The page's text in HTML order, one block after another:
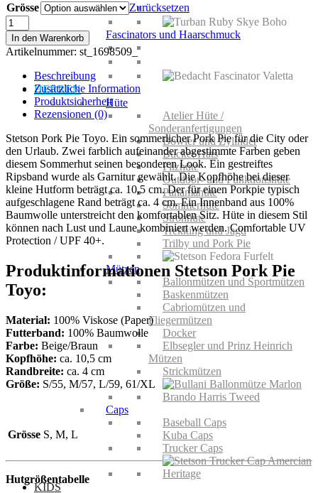
Fascinators und Haarschmuck
HERREN
Hüte
Atelier Hüte /
Sonderanfertigungen
Bowler und Zylinder
Bucket Hats
Filzhüte
Outdoor- und Funktionshüte
Panamahüte
Sommerhüte
Strohhüte
Trekking und Jagd
Trilby und Pork Pie
Mützen
Ballonmützen und Sportmützen
Baskenmützen
Cabriomützen und
Fliegermützen
Docker
Elbsegler und Prinz Heinrich
Mützen
Strickmützen
Caps
Baseball Caps
Kuba Caps
Trucker Caps
KIDS
Grösse
Zurücksetzen
Stetson
Pork
Pie
Toyo
Menge
In den Warenkorb
Artikelnummer: st_1698509_
Beschreibung
Zusätzliche Information
Produktsicherheit
Rezensionen (0)
Stetson Pork Pie Toyo. Ein sommerlicher Pork Pie für die City oder
den Urlaub. Zwei farblich aufeinander abgestimmte Farben geben
diesem Sommerhut seinen besonderen Look. Ein gestreiftes
Ripsband wurde als Garnitur gewählt. Die Kopfhöhe bei dieser
kleine Hutform beträgt ca. 10,5 cm. Der für einen Porkpie typisch
aufgeschlagene Rand beträgt ca. 4 cm. Ein Innenband aus 100%
Baumwolle unterstreicht den komfortablen Sitz. Hüte in diesem Stil
können nach Lust und Laune kombiniert werden. Comfortable UV
Protection / UPF 40+.
Produktinformationen Stetson Pork Pie
Toyo:
Material: 100% Viskose (Paper)
Futterband: 100% Baumwolle
Farbe: Beige/Braun
Kopfhöhe: ca. 10,5 cm
Randbreite: ca. 4 cm
Größe: S/55, M/57, L/59, 61/XL
Grösse S, M, L
Hutgrößentabelle